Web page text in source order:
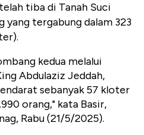
tiba di Tanah Suci
yang tergabung dalam 323
kedua melalui
Abdulaziz Jeddah,
sebanyak 57 kloter
orang," kata Basir,
Rabu (21/5/2025).